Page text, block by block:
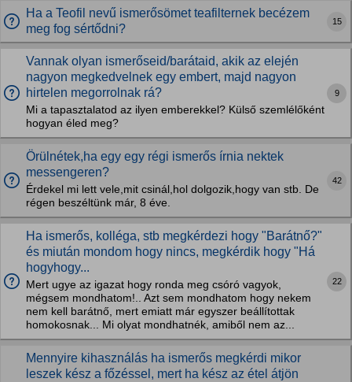
Ha a Teofil nevű ismerősömet teafilternek becézem
meg fog sértődni?
15
Vannak olyan ismerőseid/barátaid, akik az elején
nagyon megkedvelnek egy embert, majd nagyon
hirtelen megorrolnak rá?
Mi a tapasztalatod az ilyen emberekkel? Külső szemlélőként
hogyan éled meg?
9
Örülnétek,ha egy egy régi ismerős írnia nektek
messengeren?
Érdekel mi lett vele,mit csinál,hol dolgozik,hogy van stb. De
régen beszéltünk már, 8 éve.
42
Ha ismerős, kolléga, stb megkérdezi hogy "Barátnő?"
és miután mondom hogy nincs, megkérdik hogy "Há
hogyhogy...
Mert ugye az igazat hogy ronda meg csóró vagyok,
mégsem mondhatom!.. Azt sem mondhatom hogy nekem
nem kell barátnő, mert emiatt már egyszer beállítottak
homokosnak... Mi olyat mondhatnék, amiből nem az...
22
Mennyire kihasználás ha ismerős megkérdi mikor
leszek kész a főzéssel, mert ha kész az étel átjön